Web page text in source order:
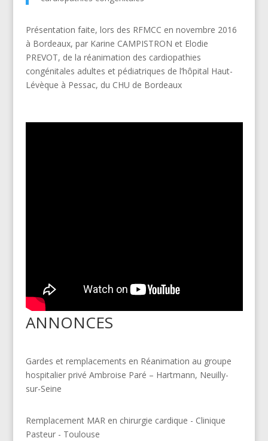
Présentation faite, lors des RFMCC en novembre 2016
à Bordeaux, par Karine CAMPISTRON et Elodie
PREVOT, de la réanimation des cardiopathies
congénitales adultes et pédiatriques de l’hôpital Haut-
Lévèque à Pessac, du CHU de Bordeaux
ANNONCES
Gardes et remplacements en Réanimation au groupe
hospitalier privé Ambroise Paré – Hartmann, Neuilly-
sur-Seine
Remplacement MAR en chirurgie cardique - Clinique
Pasteur - Toulouse